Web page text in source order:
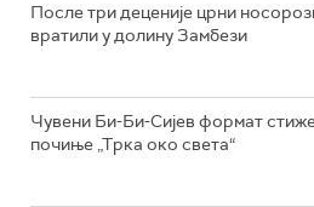
После три деценије црни
вратили у долину Замбези
Чувени Би-Би-Сијев формат
почиње „Трка око света“